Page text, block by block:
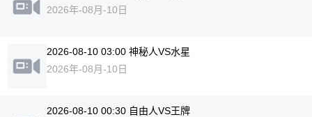
2026年-08月-10日
2026-08-10 03:00 神秘人VS水星
2026年-08月-10日
2026-08-10 00:30 自由人VS王牌